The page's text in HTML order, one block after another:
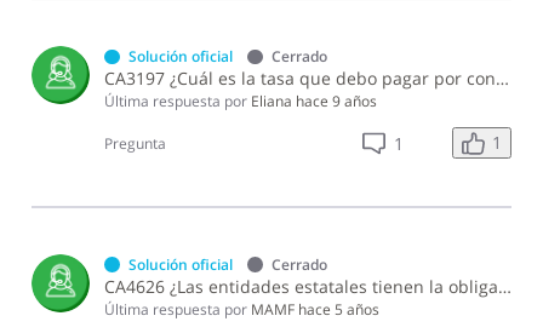
Solución oficial Cerrado
CA3197 ¿Cuál es la tasa que debo pagar por concepto del Impuesto Sustitutivo Sobre Retribuciones Complementarias?
Última respuesta por Eliana hace 9 años
Pregunta 1 1
Solución oficial Cerrado
CA4626 ¿Las entidades estatales tienen la obligación de presentar y pagar el Impuesto Sustitutivo sobre Retribuciones Complementarias?
Última respuesta por MAMF hace 5 años